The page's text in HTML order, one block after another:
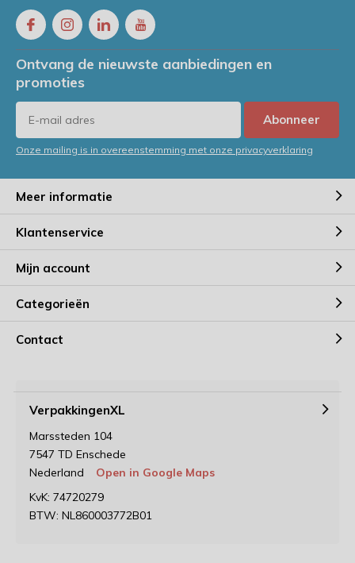
Ontvang de nieuwste aanbiedingen en
promoties
Abonneer
Onze mailing is in overeenstemming met onze privacyverklaring
Meer informatie
Klantenservice
Mijn account
Categorieën
Contact
VerpakkingenXL
Marssteden 104
7547 TD Enschede
Nederland
Open in Google Maps
KvK: 74720279
BTW: NL860003772B01